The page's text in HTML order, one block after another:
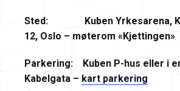
Sted: Kuben Yrkesarena,
12, Oslo – møterom «Kjettingen»
Parkering: Kuben P-hus eller i
Kabelgata – kart parkering